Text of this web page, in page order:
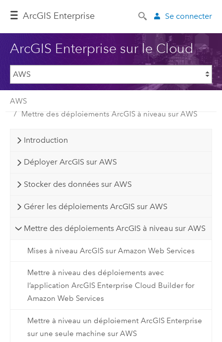
ArcGIS Enterprise Se connecter
ArcGIS Enterprise sur le Cloud
AWS
Mettre des déploiements ArcGIS à niveau sur AWS
Introduction
Déployer ArcGIS sur AWS
Stocker des données sur AWS
Gérer les déploiements ArcGIS sur AWS
Mettre des déploiements ArcGIS à niveau sur AWS
Mises à niveau ArcGIS sur Amazon Web Services
Mettre à niveau des déploiements avec
l’application ArcGIS Enterprise Cloud Builder for
Amazon Web Services
Mettre à niveau un déploiement ArcGIS Enterprise
sur une seule machine sur AWS